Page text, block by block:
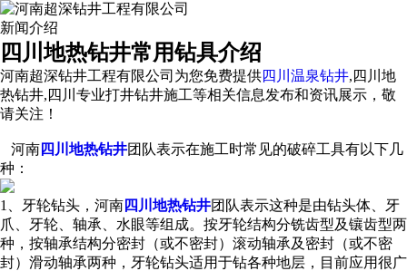
新闻介绍
四川地热钻井常用钻具介绍
河南超深钻井工程有限公司为您免费提供四川温泉钻井,四川地
热钻井,四川专业打井钻井施工等相关信息发布和资讯展示，敬
请关注！
河南四川地热钻井团队表示在施工时常见的破碎工具有以下几
种：
1、牙轮钻头，河南四川地热钻井团队表示这种是由钻头体、牙
爪、牙轮、轴承、水眼等组成。按牙轮结构分铣齿型及镶齿型两
种，按轴承结构分密封（或不密封）滚动轴承及密封（或不密
封）滑动轴承两种，牙轮钻头适用于钻各种地层，目前应用很广